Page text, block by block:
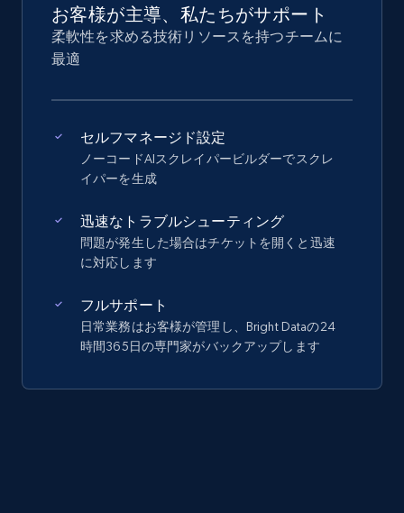
お客様が主導、私たちがサポート
柔軟性を求める技術リソースを持つチームに
最適
セルフマネージド設定
ノーコードAIスクレイパービルダーでスクレ
イパーを生成
迅速なトラブルシューティング
問題が発生した場合はチケットを開くと迅速
に対応します
フルサポート
日常業務はお客様が管理し、Bright Dataの24
時間365日の専門家がバックアップします